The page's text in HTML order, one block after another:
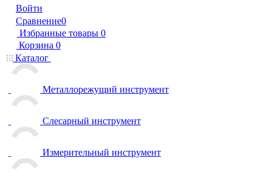
Войти
Сравнение0
Избранные товары 0
Корзина 0
Каталог
Металлорежущий инструмент
Слесарный инструмент
Измерительный инструмент